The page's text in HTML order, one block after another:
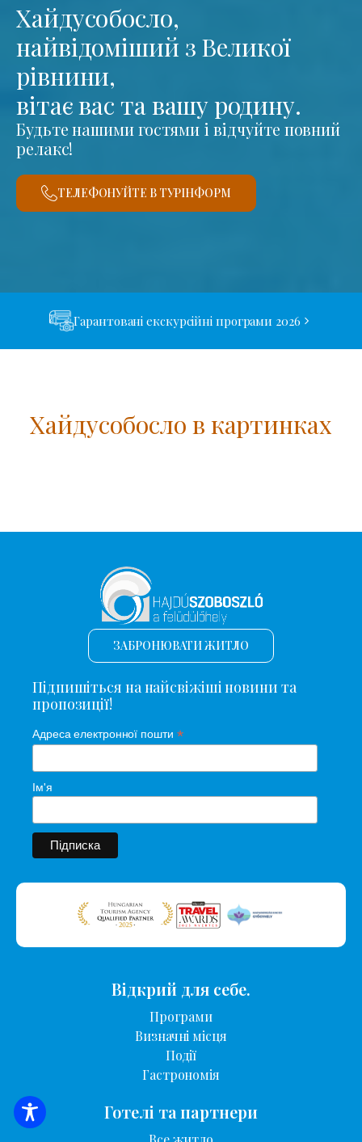
Хайдусобосло,
найвідоміший з Великої
рівнини,
вітає вас та вашу родину.
Будьте нашими гостями і відчуйте повний
релакс!
ТЕЛЕФОНУЙТЕ В ТУРІНФОРМ
Гарантовані екскурсійні програми 2026
Хайдусобосло в картинках
ПОШУК ЖИТЛА
ЗАБРОНЮВАТИ ЖИТЛО
Підпишіться на найсвіжіші новини та
пропозиції!
Адреса електронної пошти *
Ім'я
Відкрий для себе.
Програми
Визначні місця
Події
Гастрономія
Готелі та партнери